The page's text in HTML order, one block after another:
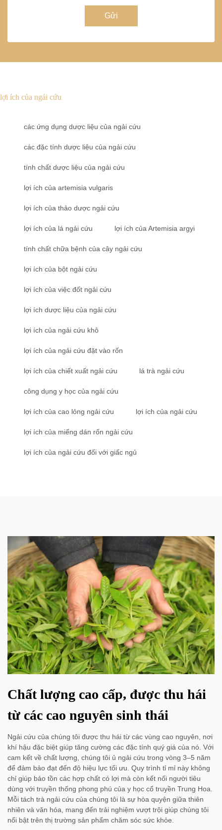
Gửi
lợi ích của ngải cứu
các ứng dụng dược liệu của ngải cứu
các đặc tính dược liệu của ngải cứu
tính chất dược liệu của ngải cứu
lợi ích của artemisia vulgaris
lợi ích của thảo dược ngải cứu
lợi ích của lá ngải cứu lợi ích của Artemisia argyi
tính chất chữa bệnh của cây ngải cứu
lợi ích của bột ngải cứu
lợi ích của việc đốt ngải cứu
lợi ích dược liệu của ngải cứu
lợi ích của ngải cứu khô
lợi ích của ngải cứu đặt vào rốn
lợi ích của chiết xuất ngải cứu lá trà ngải cứu
công dụng y học của ngải cứu
lợi ích của cao lỏng ngải cứu lợi ích của ngải cứu
lợi ích của miếng dán rốn ngải cứu
lợi ích của ngải cứu đối với giấc ngủ
Chất lượng cao cấp, được thu hái
từ các cao nguyên sinh thái
Ngải cứu của chúng tôi được thu hái từ các vùng cao nguyên, nơi
khí hậu đặc biệt giúp tăng cường các đặc tính quý giá của nó. Với
cam kết về chất lượng, chúng tôi ủ ngải cứu trong vòng 3–5 năm
để đảm bảo đạt đến độ hiệu lực tối ưu. Quy trình tỉ mỉ này không
chỉ giúp bảo tồn các hợp chất có lợi mà còn kết nối người tiêu
dùng với truyền thống phong phú của y học cổ truyền Trung Hoa.
Mỗi tách trà ngải cứu của chúng tôi là sự hòa quyện giữa thiên
nhiên và văn hóa, mang đến trải nghiệm vượt trội giúp chúng tôi
nổi bật trên thị trường sản phẩm chăm sóc sức khỏe.